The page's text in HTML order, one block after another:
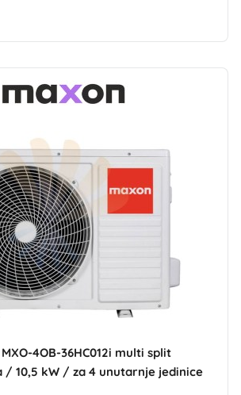
4OB-36HC012i multi split
/ 10,5 kW / za 4 unutarnje jedinice